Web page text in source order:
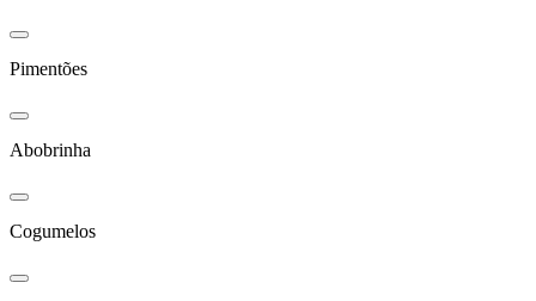
Pimentões
Abobrinha
Cogumelos